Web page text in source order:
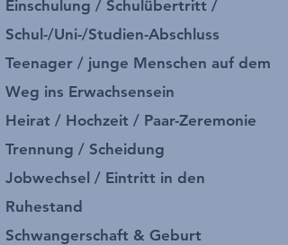
Einschulung / Schulübertritt /
Schul-/Uni-/Studien-Abschluss
Teenager / junge Menschen auf dem
Weg ins Erwachsensein
Heirat / Hochzeit / Paar-Zeremonie
Trennung / Scheidung
Jobwechsel / Eintritt in den
Ruhestand
Schwangerschaft & Geburt